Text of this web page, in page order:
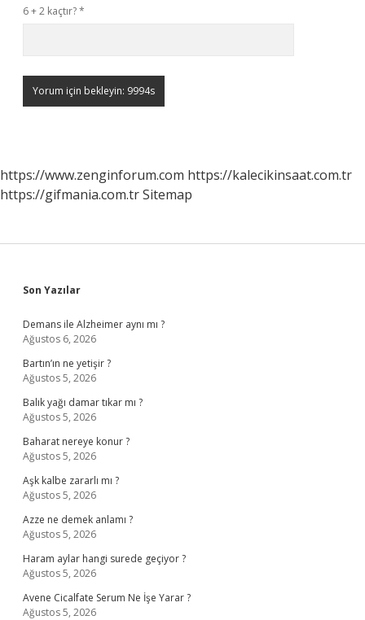
6 + 2 kaçtır?*
https://www.zenginforum.com https://kalecikinsaat.com.tr
https://gifmania.com.trSitemap
Sidebar
Son Yazılar
Demans ile Alzheimer aynı mı ?
Ağustos 6, 2026
Bartın’ın ne yetişir ?
Ağustos 5, 2026
Balık yağı damar tıkar mı ?
Ağustos 5, 2026
Baharat nereye konur ?
Ağustos 5, 2026
Aşk kalbe zararlı mı ?
Ağustos 5, 2026
Azze ne demek anlamı ?
Ağustos 5, 2026
Haram aylar hangi surede geçiyor ?
Ağustos 5, 2026
Avene Cicalfate Serum Ne İşe Yarar ?
Ağustos 5, 2026